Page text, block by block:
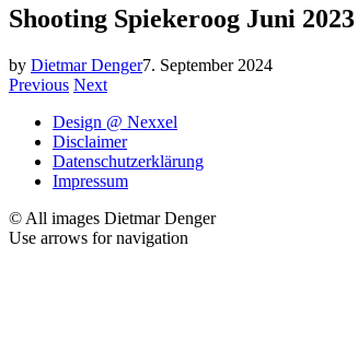
Shooting Spiekeroog Juni 2023
by Dietmar Denger7. September 2024
Previous Next
Design @ Nexxel
Disclaimer
Datenschutzerklärung
Impressum
© All images Dietmar Denger
Use arrows for navigation